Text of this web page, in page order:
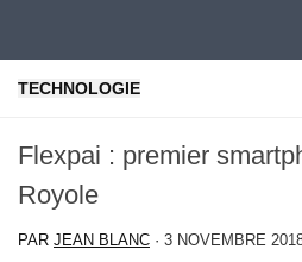
TECHNOLOGIE
Flexpai : premier
Royole
PAR JEAN BLANC · 3 NOVEMBRE